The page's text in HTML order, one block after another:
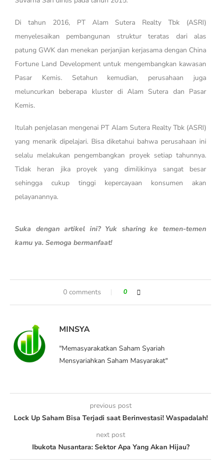
Di tahun 2016, PT Alam Sutera Realty Tbk (ASRI)
menyelesaikan pembangunan struktur teratas dari alas
patung GWK dan menekan perjanjian kerjasama dengan China
Fortune Land Development untuk mengembangkan kawasan
Pasar Kemis. Setahun kemudian, perusahaan juga
meluncurkan beberapa kluster di Alam Sutera dan Pasar
Kemis.
Itulah penjelasan mengenai PT Alam Sutera Realty Tbk (ASRI)
yang menarik dipelajari. Bisa diketahui bahwa perusahaan ini
selalu melakukan pengembangkan proyek setiap tahunnya.
Tidak heran jika proyek yang dimilikinya sangat besar
sehingga cukup tinggi kepercayaan konsumen akan
pelayanannya.
Suka dengan artikel ini? Yuk sharing ke temen-temen
kamu ya. Semoga bermanfaat!
0 comments 0
MINSYA
"Memasyarakatkan Saham Syariah
Mensyariahkan Saham Masyarakat"
previous post
Lock Up Saham Bisa Terjadi saat Berinvestasi! Waspadalah!
next post
Ibukota Nusantara: Sektor Apa Yang Akan Hijau?